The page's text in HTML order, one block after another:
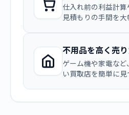
仕入れ前の利益計
見積もりの手間を大
不用品を高く売
ゲーム機や家電な
い買取店を簡単に見